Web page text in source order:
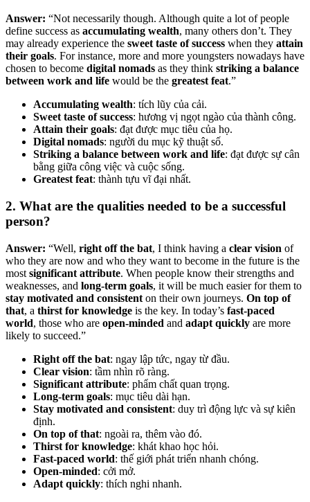
Answer: “Not necessarily though. Although quite a lot of people
define success as accumulating wealth, many others don’t. They
may already experience the sweet taste of success when they attain
their goals. For instance, more and more youngsters nowadays have
chosen to become digital nomads as they think striking a balance
between work and life would be the greatest feat.”
Accumulating wealth: tích lũy của cải.
Sweet taste of success: hương vị ngọt ngào của thành công.
Attain their goals: đạt được mục tiêu của họ.
Digital nomads: người du mục kỹ thuật số.
Striking a balance between work and life: đạt được sự cân
bằng giữa công việc và cuộc sống.
Greatest feat: thành tựu vĩ đại nhất.
2. What are the qualities needed to be a successful
person?
Answer: “Well, right off the bat, I think having a clear vision of
who they are now and who they want to become in the future is the
most significant attribute. When people know their strengths and
weaknesses, and long-term goals, it will be much easier for them to
stay motivated and consistent on their own journeys. On top of
that, a thirst for knowledge is the key. In today’s fast-paced
world, those who are open-minded and adapt quickly are more
likely to succeed.”
Right off the bat: ngay lập tức, ngay từ đầu.
Clear vision: tầm nhìn rõ ràng.
Significant attribute: phẩm chất quan trọng.
Long-term goals: mục tiêu dài hạn.
Stay motivated and consistent: duy trì động lực và sự kiên
định.
On top of that: ngoài ra, thêm vào đó.
Thirst for knowledge: khát khao học hỏi.
Fast-paced world: thế giới phát triển nhanh chóng.
Open-minded: cởi mở.
Adapt quickly: thích nghi nhanh.